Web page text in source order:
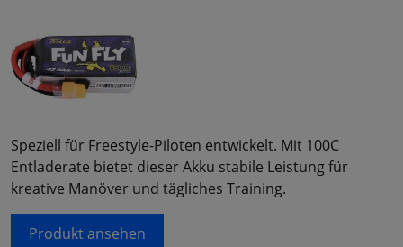
Speziell für Freestyle-Piloten entwickelt. Mit 100C
Entladerate bietet dieser Akku stabile Leistung für
kreative Manöver und tägliches Training.
Produkt ansehen